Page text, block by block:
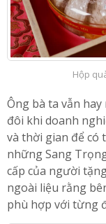
Hộp
Ông bà ta vẫn hay
đôi khi doanh
và thời gian để có
những Sang
cấp của người
ngoài liệu rằng
phù hợp với từng